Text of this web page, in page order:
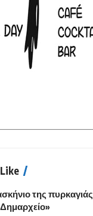
της πυρκαγιάς